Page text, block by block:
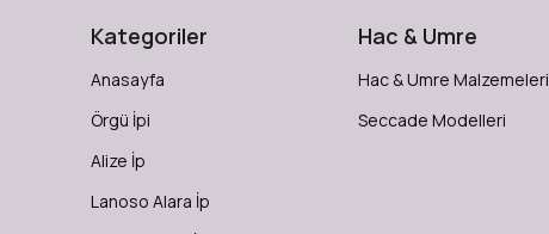
Kategoriler
Anasayfa
Örgü İpi
Alize İp
Lanoso Alara İp
Hac & Umre
Hac & Umre Malzemeleri
Seccade Modelleri